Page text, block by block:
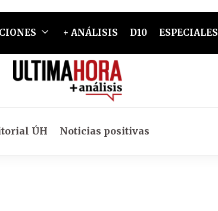
+ ANÁLISIS D10 ESPECIALES
ÚH Noticias positivas